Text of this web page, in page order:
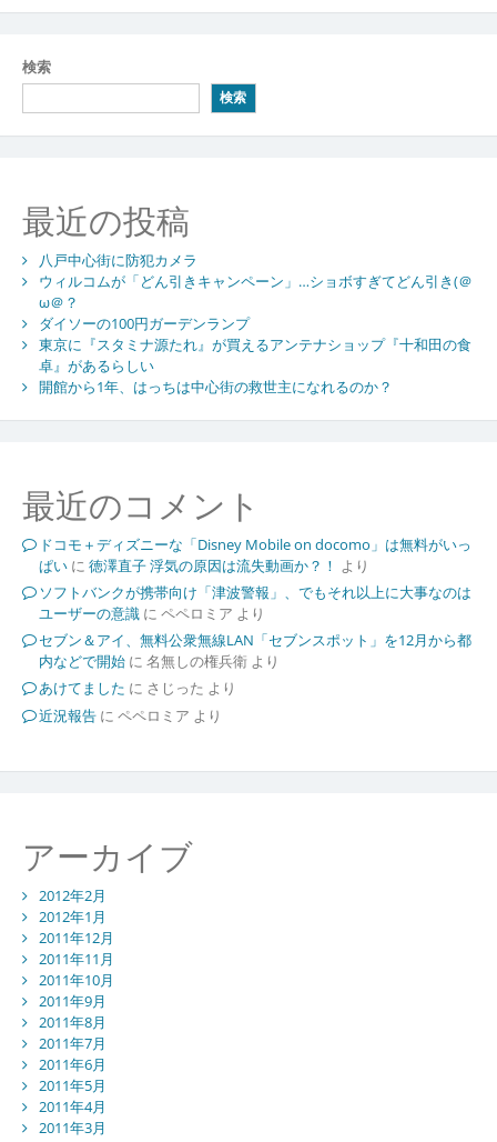
検索
検索
最近の投稿
八戸中心街に防犯カメラ
ウィルコムが「どん引きキャンペーン」…ショボすぎてどん引き(＠
ω＠？
ダイソーの100円ガーデンランプ
東京に『スタミナ源たれ』が買えるアンテナショップ『十和田の食
卓』があるらしい
開館から1年、はっちは中心街の救世主になれるのか？
最近のコメント
ドコモ＋ディズニーな「Disney Mobile on docomo」は無料がいっ
ぱいに 徳澤直子 浮気の原因は流失動画か？！ より
ソフトバンクが携帯向け「津波警報」、でもそれ以上に大事なのは
ユーザーの意識に ペペロミア より
セブン＆アイ、無料公衆無線LAN「セブンスポット」を12月から都
内などで開始に 名無しの権兵衛より
あけてました に さじった より
近況報告に ペペロミア より
アーカイブ
2012年2月
2012年1月
2011年12月
2011年11月
2011年10月
2011年9月
2011年8月
2011年7月
2011年6月
2011年5月
2011年4月
2011年3月